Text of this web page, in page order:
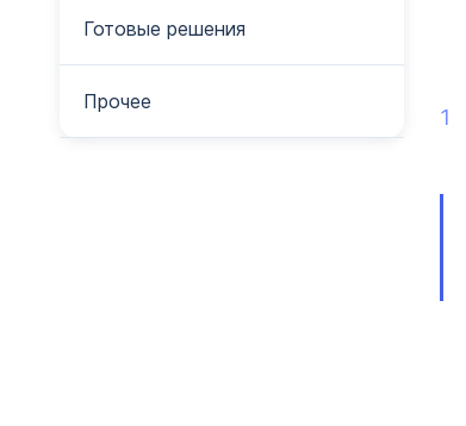
Готовые решения
Прочее